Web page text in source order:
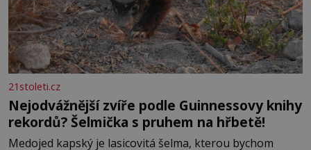
21stoleti.cz
Nejodvážnější zvíře podle Guinnessovy knihy
rekordů? Šelmička s pruhem na hřbetě!
Medojed kapský je lasicovitá šelma, kterou bychom